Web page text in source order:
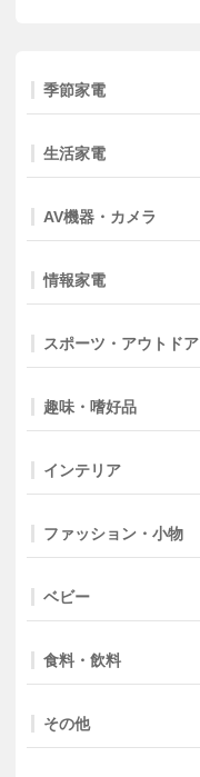
季節家電
生活家電
AV機器・カメラ
情報家電
スポーツ・アウトドア
趣味・嗜好品
インテリア
ファッション・小物
ベビー
食料・飲料
その他